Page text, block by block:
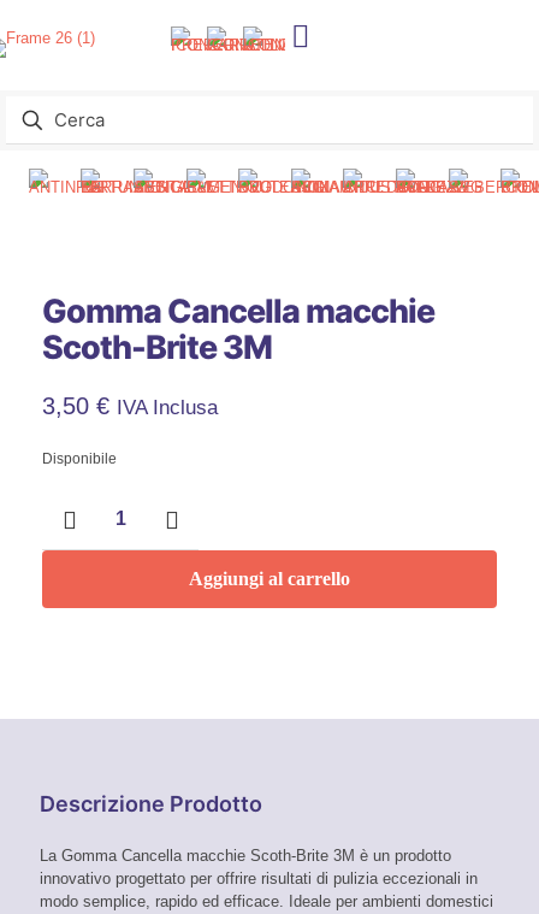
Gomma Cancella macchie
Scoth-Brite 3M
3,50 € IVA Inclusa
Disponibile
macchie
3M
Aggiungi al carrello
Descrizione Prodotto
La Gomma Cancella macchie Scoth-Brite 3M è un prodotto
innovativo progettato per offrire risultati di pulizia eccezionali in
modo semplice, rapido ed efficace. Ideale per ambienti domestici